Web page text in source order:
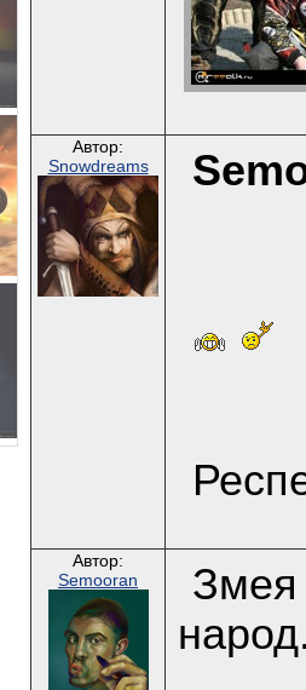
Автор:
Snowdreams
Автор:
Semooran
Змея